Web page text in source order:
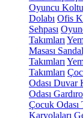
Oyuncu
Dolabı Ofis
Sehpası
Takımları
Masası
Takımları
Takımları
Odası Duvar
Odası
Çocuk Odası
Karyolaları